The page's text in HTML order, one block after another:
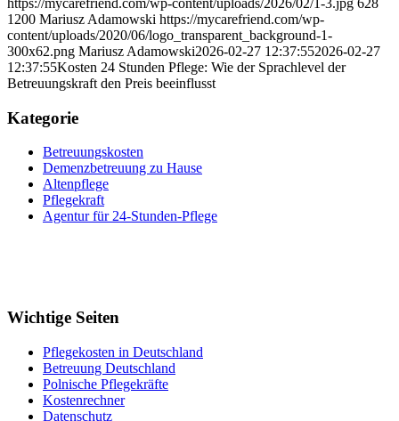
1200 Mariusz Adamowski https://mycarefriend.com/wp-
content/uploads/2020/06/logo_transparent_background-1-
300x62.png Mariusz Adamowski2026-02-27 12:37:552026-02-27
12:37:55Kosten 24 Stunden Pflege: Wie der Sprachlevel der
Betreuungskraft den Preis beeinflusst
Kategorie
Betreuungskosten
Demenzbetreuung zu Hause
Altenpflege
Pflegekraft
Agentur für 24-Stunden-Pflege
Wichtige Seiten
Pflegekosten in Deutschland
Betreuung Deutschland
Polnische Pflegekräfte
Kostenrechner
Datenschutz